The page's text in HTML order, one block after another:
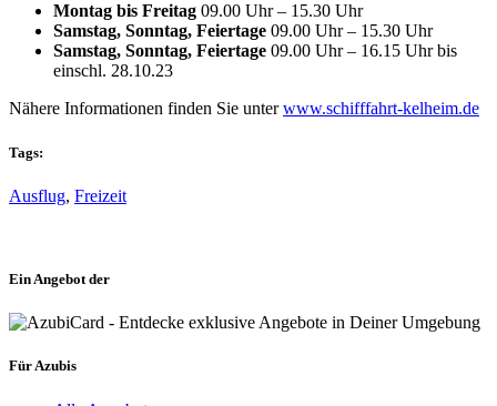
Montag bis Freitag 09.00 Uhr – 15.30 Uhr
Samstag, Sonntag, Feiertage 09.00 Uhr – 15.30 Uhr
Samstag, Sonntag, Feiertage 09.00 Uhr – 16.15 Uhr bis
einschl. 28.10.23
Nähere Informationen finden Sie unterwww.schifffahrt-kelheim.de
Tags:
Ausflug, Freizeit
Ein Angebot der
Für Azubis